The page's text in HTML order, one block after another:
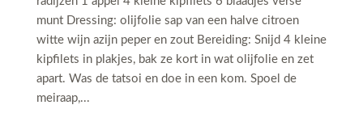
munt Dressing: olijfolie sap van een halve citroen
witte wijn azijn peper en zout Bereiding: Snijd 4 kleine
kipfilets in plakjes, bak ze kort in wat olijfolie en zet
apart. Was de tatsoi en doe in een kom. Spoel de
meiraap,...